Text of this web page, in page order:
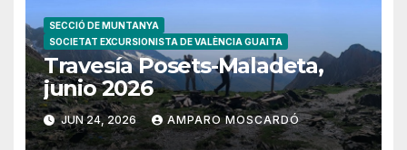
SECCIÓ DE MUNTANYA
SOCIETAT EXCURSIONISTA DE VALÈNCIA GUAITA
Travesía Posets-Maladeta,
junio 2026
JUN 24, 2026 AMPARO MOSCARDÓ